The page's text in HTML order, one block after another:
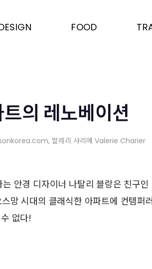
FOOD
의 레노베이션
, 발레리 샤리에 Valerie Charier
안경 디자이너 나탈리 블랑은 친구
망 시대의 클래식한 아파트에 컨템퍼
없다!